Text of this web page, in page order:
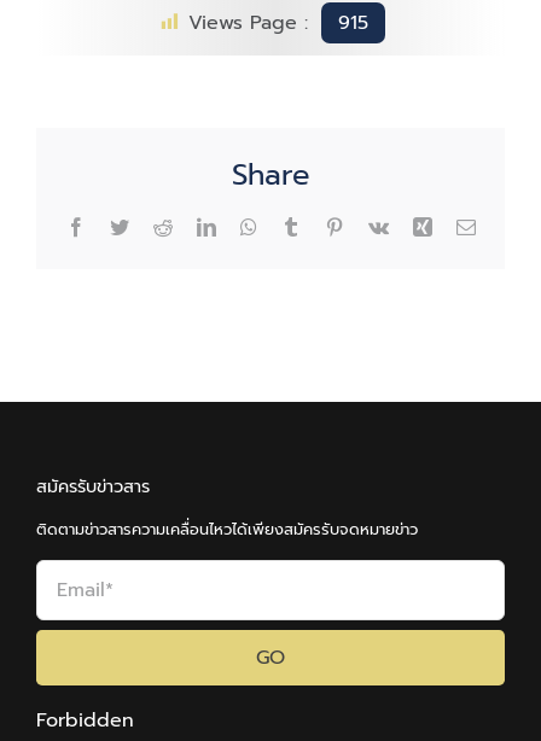
Views Page : 915
Share
Facebook
TwitterRedditLinkedInWhatsApp
TumblrPinterest
Vk Xing Email
สมัครรับข่าวสาร
ติดตามข่าวสารความเคลื่อนไหวได้เพียงสมัครรับจดหมายข่าว
GO
Forbidden